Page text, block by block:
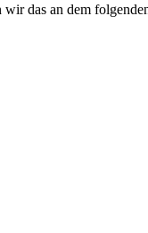
wir das an dem